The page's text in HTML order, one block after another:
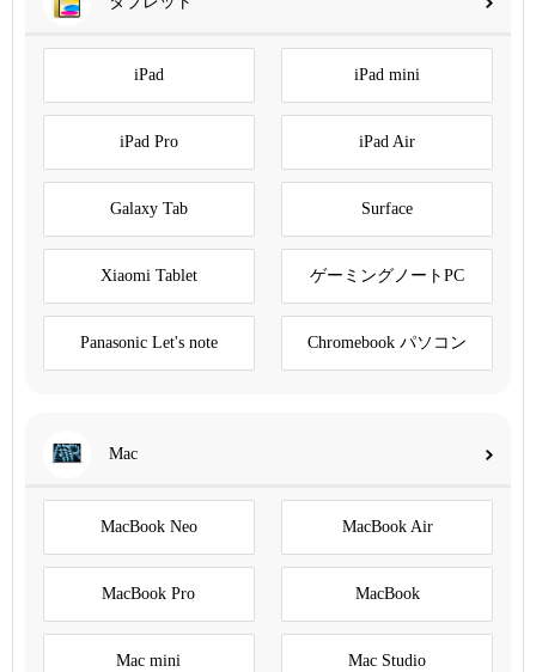
iPad iPad mini
iPad Pro iPad Air
Galaxy Tab Surface
Xiaomi Tablet ゲーミングノートPC
Panasonic Let's note Chromebook パソコン
Mac
MacBook Neo MacBook Air
MacBook Pro MacBook
Mac mini Mac Studio